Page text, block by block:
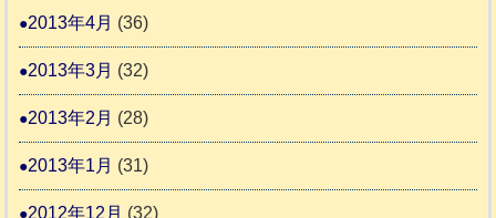
2013年4月 (36)
2013年3月 (32)
2013年2月 (28)
2013年1月 (31)
2012年12月 (32)